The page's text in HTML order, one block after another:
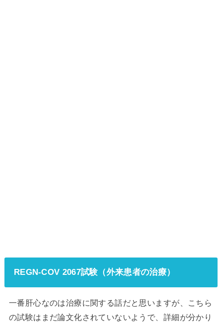
REGN-COV 2067試験（外来患者の治療）
一番肝心なのは治療に関する話だと思いますが、こちら
の試験はまだ論文化されていないようで、詳細が分かり